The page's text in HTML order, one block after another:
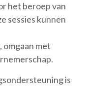
het beroep van
sessies kunnen
met
is